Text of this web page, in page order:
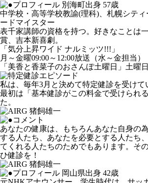
別海町出身 57歳
中学校・高等学校教諭(理科)、札幌シテ
ードマイスター
表千家講師の資格を持つ。好きなことは
賞、吉本新喜劇。
「気分上昇ワイド ナルミッツ!!!」
月～金曜09:00～12:00放送（水～金担当）
「美香と香菜子のおさんぽ土曜日」土曜
私は、毎年3月と決めて特定健診を受けて
最初は「基本健診がこの料金で受けられ
た。
あなたの健康は、もちろんあなた自身の
する人たち、あなたを必要とする人たち
てくれる人たちのためでもあります。そ
ひ健診を！
岡山県出身 42歳